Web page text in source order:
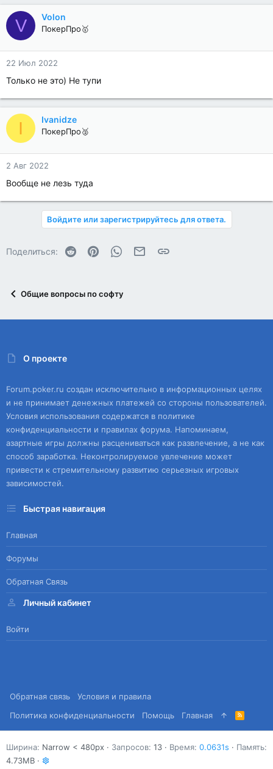
V Volon
ПокерПро🥇
22 Июл 2022
Только не это) Не тупи
I Ivanidze
ПокерПро🥈
2 Авг 2022
Вообще не лезь туда
Войдите или зарегистрируйтесь для ответа.
Поделиться: Reddit PinterestWhatsAppЭлектронная почта
Ссылка
Общие вопросы по софту
О проекте
Forum.poker.ru создан исключительно в информационных целях
и не принимает денежных платежей со стороны пользователей.
Условия использования содержатся в политике
конфиденциальности и правилах форума. Напоминаем,
азартные игры должны расцениваться как развлечение, а не как
способ заработка. Неконтролируемое увлечение может
привести к стремительному развитию серьезных игровых
зависимостей.
Быстрая навигация
Главная
Форумы
Обратная Связь
Личный кабинет
Войти
Обратная связь
Условия и правила
Политика конфиденциальности
Помощь Главная
R
S
S
Ширина Запросов 13 Время 0.0631s
Память
4.73MB